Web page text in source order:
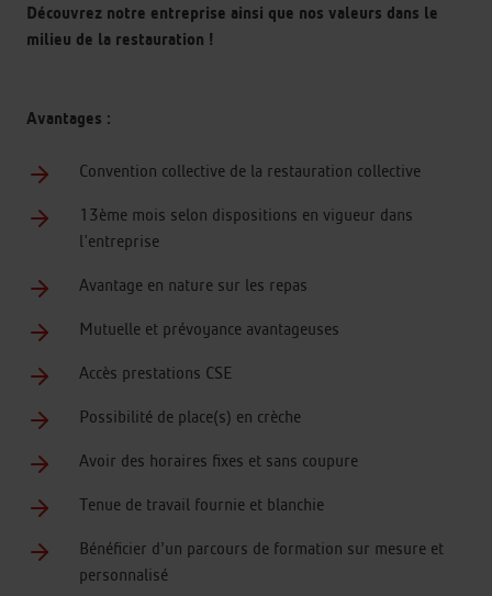
Découvrez notre entreprise ainsi que nos valeurs dans le
milieu de la restauration !
Avantages :
Convention collective de la restauration collective
13ème mois selon dispositions en vigueur dans
l'entreprise
Avantage en nature sur les repas
Mutuelle et prévoyance avantageuses
Accès prestations CSE
Possibilité de place(s) en crèche
Avoir des horaires fixes et sans coupure
Tenue de travail fournie et blanchie
Bénéficier d’un parcours de formation sur mesure et
personnalisé